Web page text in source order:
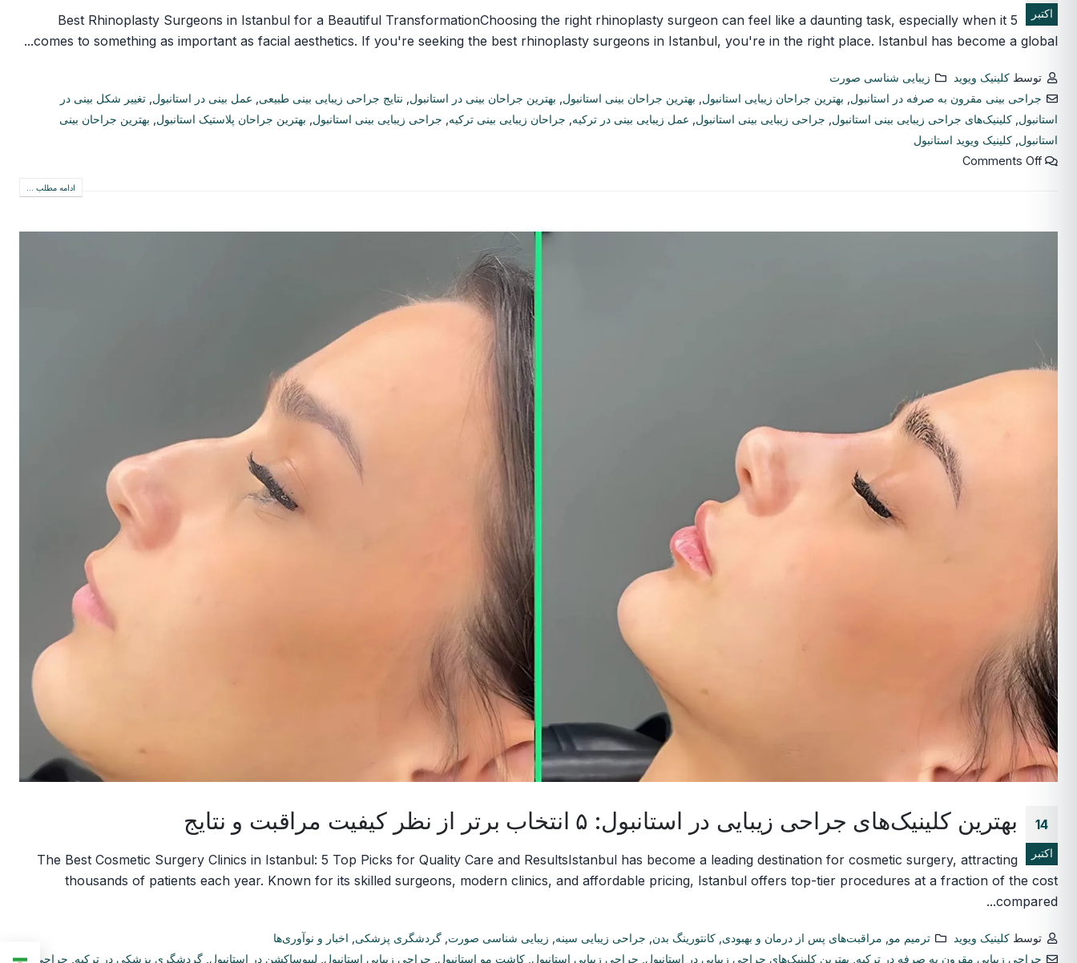
اکتبر
5 Best Rhinoplasty Surgeons in Istanbul for a Beautiful TransformationChoosing the right rhinoplasty surgeon can feel like a daunting task, especially when it
comes to something as important as facial aesthetics. If you're seeking the best rhinoplasty surgeons in Istanbul, you're in the right place. Istanbul has become a global...
توسطکلینیک ویوید
زیبایی شناسی صورت
جراحی بینی مقرون به صرفه در استانبول, بهترین جراحان زیبایی استانبول, بهترین جراحان بینی استانبول, بهترین جراحان بینی در استانبول, نتایج جراحی زیبایی بینی طبیعی, عمل بینی در استانبول,تغییر شکل بینی در
استانبول, کلینیک‌های جراحی زیبایی بینی استانبول, جراحی زیبایی بینی استانبول, عمل زیبایی بینی در ترکیه, جراحان زیبایی بینی ترکیه, جراحی زیبایی بینی استانبول, بهترین جراحان پلاستیک استانبول, بهترین جراحان بینی
استانبول, کلینیک ویوید استانبول
Comments Off
ادامه مطلب ...
14
اکتبر
بهترین کلینیک‌های جراحی زیبایی در استانبول: ۵ انتخاب برتر از نظر کیفیت مراقبت و نتایج
The Best Cosmetic Surgery Clinics in Istanbul: 5 Top Picks for Quality Care and ResultsIstanbul has become a leading destination for cosmetic surgery, attracting
thousands of patients each year. Known for its skilled surgeons, modern clinics, and affordable pricing, Istanbul offers top-tier procedures at a fraction of the cost
compared...
توسطکلینیک ویوید ترمیم مو مراقبت‌های پس از درمان و بهبودی کانتورینگ بدن جراحی زیبایی سینه زیبایی شناسی صورت گردشگری پزشکی اخبار و نوآوری‌ها
جراحی زیبایی مقرون به صرفه در ترکیه بهترین کلینیک‌های جراحی زیبایی در استانبول جراحی زیبایی استانبول ,کاشت مو استانبول جراحی زیبایی استانبول لیپوساکشن در استانبول ,گردشگری پزشکی در ترکیه جراحی